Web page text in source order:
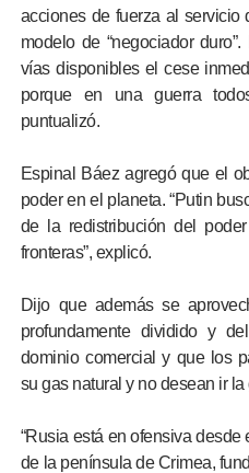
acciones de fuerza al servicio
modelo de “negociador
vías disponibles el cese
porque en una guerra
puntualizó.
Espinal Báez agregó que el
poder en el planeta. “Putin
de la redistribución del
fronteras”, explicó.
Dijo que además se
profundamente dividido y
dominio comercial y que los
su gas natural y no desean ir la
“Rusia está en ofensiva desde
de la península de Crimea,